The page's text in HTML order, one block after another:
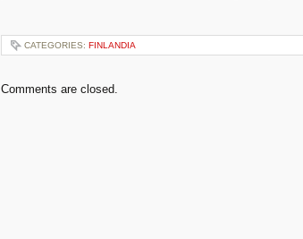
CATEGORIES: FINLANDIA
Comments are closed.